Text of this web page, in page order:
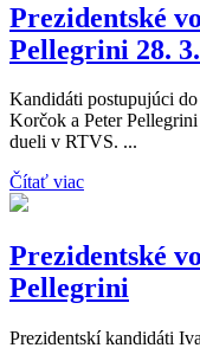
Prezidentské
Pellegrini 28.
Kandidáti postupujúci
Korčok a Peter
dueli v RTVS. ...
Čítať viac
Prezidentské
Pellegrini
Prezidentskí kandidáti